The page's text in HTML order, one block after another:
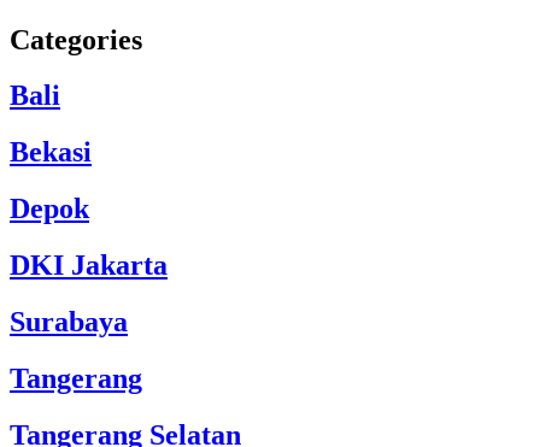
Categories
Bali
Bekasi
Depok
DKI Jakarta
Surabaya
Tangerang
Tangerang Selatan